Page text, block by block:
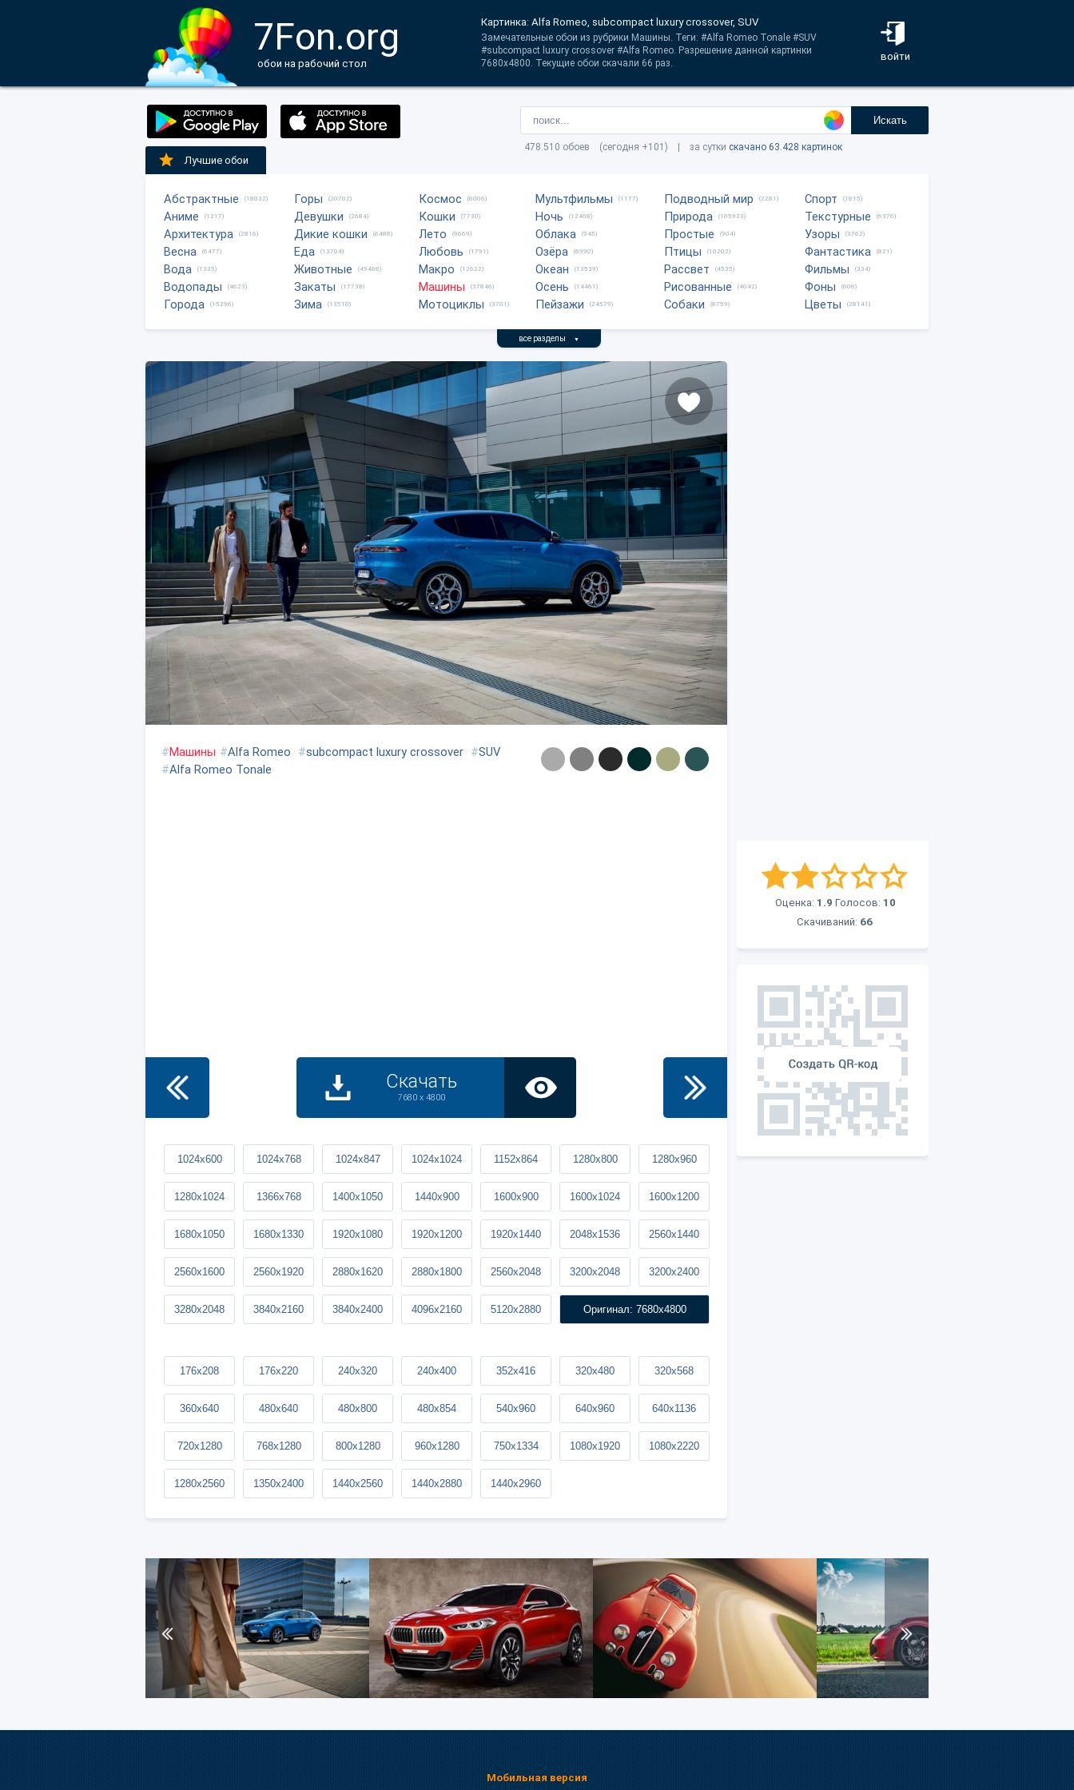
7Fon.org
обои на рабочий стол
войти
Картинка: Alfa Romeo, subcompact luxury crossover, SUV
Замечательные обои из рубрики Машины. Теги: #Alfa Romeo Tonale #SUV
#subcompact luxury crossover #Alfa Romeo. Разрешение данной картинки
7680x4800. Текущие обои скачали 66 раз.
Искать
478.510 обоев (сегодня +101) | за сутки скачано 63.428 картинок
Лучшие обои
Абстрактные (18032)
Аниме (1217)
Архитектура (2816)
Весна (6477)
Вода (1335)
Водопады (4623)
Города (15296)
Горы (20702)
Девушки (2684)
Дикие кошки (6488)
Еда (13704)
Животные (49468)
Закаты (17738)
Зима (13510)
Космос (6006)
Кошки (7730)
Лето (9669)
Любовь (1791)
Макро (12622)
Машины (37846)
Мотоциклы (3701)
Мультфильмы (1177)
Ночь (12408)
Облака (945)
Озёра (6990)
Океан (13539)
Осень (14461)
Пейзажи (24579)
Подводный мир (2281)
Природа (105933)
Простые (904)
Птицы (10202)
Рассвет (4535)
Рисованные (4042)
Собаки (8759)
Спорт (1815)
Текстурные (6376)
Узоры (3762)
Фантастика (821)
Фильмы (334)
Фоны (606)
Цветы (28141)
все разделы ▼
Оценка: 1.9 Голосов: 10
Скачиваний: 66
#Машины #Alfa Romeo #subcompact luxury crossover #SUV
#Alfa Romeo Tonale
Скачать
7680 x 4800
1024x600 1024x768 1024x847 1024x1024 1152x864 1280x800 1280x960
1280x1024 1366x768 1400x1050 1440x900 1600x900 1600x1024 1600x1200
1680x1050 1680x1330 1920x1080 1920x1200 1920x1440 2048x1536 2560x1440
2560x1600 2560x1920 2880x1620 2880x1800 2560x2048 3200x2048 3200x2400
3280x2048 3840x2160 3840x2400 4096x2160 5120x2880 Оригинал: 7680x4800
176x208 176x220 240x320 240x400 352x416 320x480 320x568
360x640 480x640 480x800 480x854 540x960 640x960 640x1136
720x1280 768x1280 800x1280 960x1280 750x1334 1080x1920 1080x2220
1280x2560 1350x2400 1440x2560 1440x2880 1440x2960
Мобильная версия